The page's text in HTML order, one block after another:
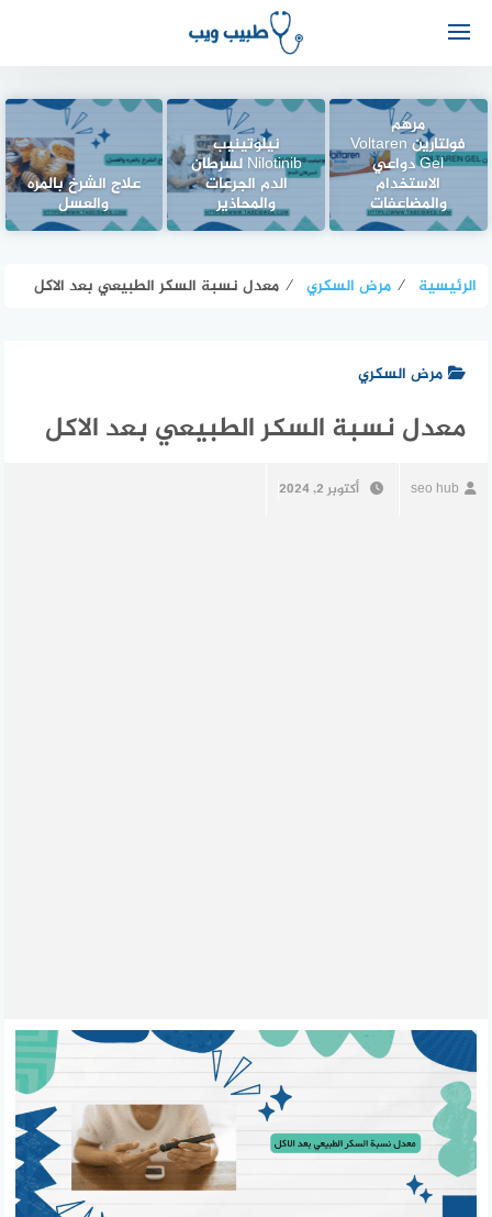
مرهم
فولتارين Voltaren
Gel دواعي
الاستخدام
والمضاعفات
نيلوتينيب
Nilotinib لسرطان
الدم الجرعات
والمحاذير
علاج الشرخ بالمره
والعسل
الرئيسية ⁄ مرض السكري ⁄ معدل نسبة السكر الطبيعي بعد الاكل
مرض السكري
معدل نسبة السكر الطبيعي بعد الاكل
seo hub أكتوبر 2, 2024